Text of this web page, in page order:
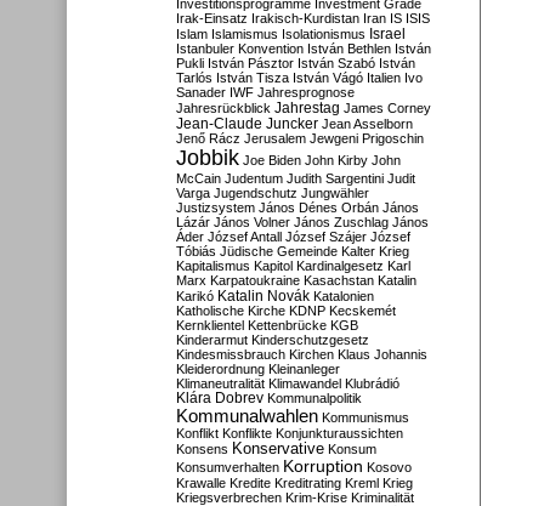
Investitionsprogramme Investment Grade
Irak-Einsatz Irakisch-Kurdistan Iran IS ISIS
Islam Islamismus Isolationismus Israel
Istanbuler Konvention István Bethlen István
Pukli István Pásztor István Szabó István
Tarlós István Tisza István Vágó Italien Ivo
Sanader IWF Jahresprognose
Jahresrückblick Jahrestag James Corney
Jean-Claude Juncker Jean Asselborn
Jenő Rácz Jerusalem Jewgeni Prigoschin
Jobbik Joe Biden John Kirby John
McCain Judentum Judith Sargentini Judit
Varga Jugendschutz Jungwähler
Justizsystem János Dénes Orbán János
Lázár János Volner János Zuschlag János
Áder József Antall József Szájer József
Tóbiás Jüdische Gemeinde Kalter Krieg
Kapitalismus Kapitol Kardinalgesetz Karl
Marx Karpatoukraine Kasachstan Katalin
Karikó Katalin Novák Katalonien
Katholische Kirche KDNP Kecskemét
Kernklientel Kettenbrücke KGB
Kinderarmut Kinderschutzgesetz
Kindesmissbrauch Kirchen Klaus Johannis
Kleiderordnung Kleinanleger
Klimaneutralität Klimawandel Klubrádió
Klára Dobrev Kommunalpolitik
Kommunalwahlen Kommunismus
Konflikt Konflikte Konjunkturaussichten
Konsens Konservative Konsum
Konsumverhalten Korruption Kosovo
Krawalle Kredite Kreditrating Kreml Krieg
Kriegsverbrechen Krim-Krise Kriminalität